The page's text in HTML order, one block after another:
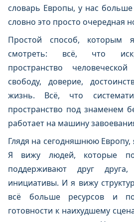
словарь Европы, у нас
словно это просто очередная
Простой способ, которым
смотреть: всё, что
пространство
свободу, доверие,
жизнь. Всё, что
пространство под знаменем
работает на машину
Глядя на сегодняшнюю Европу,
Я вижу людей, которые
поддерживают друг
инициативы. И я вижу
всё больше ресурсов и
готовности к наихудшему